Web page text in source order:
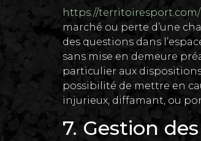
https://territoiresport.com/
marché ou perte d’une
des questions dans
sans mise en demeure
particulier aux
possibilité de mettre en
injurieux, diffamant, ou
7. Gestion